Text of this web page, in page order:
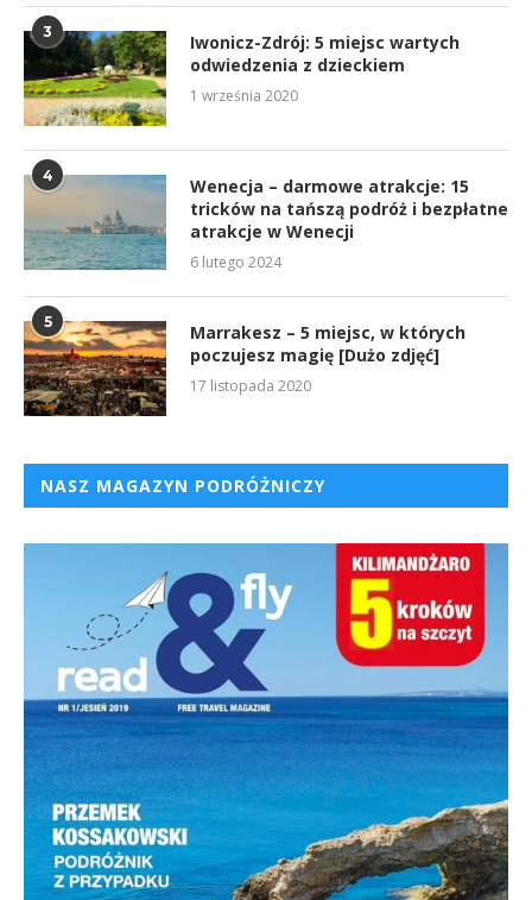
3
Iwonicz-Zdrój: 5 miejsc wartych
odwiedzenia z dzieckiem
1 września 2020
4
Wenecja – darmowe atrakcje: 15
tricków na tańszą podróż i bezpłatne
atrakcje w Wenecji
6 lutego 2024
5
Marrakesz – 5 miejsc, w których
poczujesz magię [Dużo zdjęć]
17 listopada 2020
NASZ MAGAZYN PODRÓŻNICZY